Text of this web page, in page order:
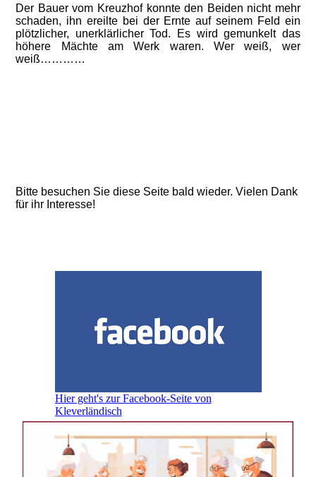
Der Bauer vom Kreuzhof konnte den Beiden nicht mehr
schaden, ihn ereilte bei der Ernte auf seinem Feld ein
plötzlicher, unerklärlicher Tod. Es wird gemunkelt das
höhere Mächte am Werk waren. Wer weiß, wer
weiß…………
Bitte besuchen Sie diese Seite bald wieder. Vielen Dank
für ihr Interesse!
Hier geht's zur Facebook-Seite von
Kleverländisch